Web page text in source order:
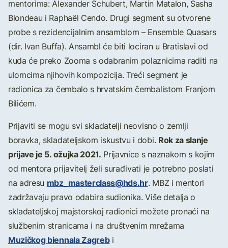
mentorima: Alexander Schubert, Martin Matalon, Sasha
Blondeau i Raphaël Cendo. Drugi segment su otvorene
probe s rezidencijalnim ansamblom – Ensemble Quasars
(dir. Ivan Buffa). Ansambl će biti lociran u Bratislavi od
kuda će preko Zooma s odabranim polaznicima raditi na
ulomcima njihovih kompozicija. Treći segment je
radionica za čembalo s hrvatskim čembalistom Franjom
Bilićem.
Prijaviti se mogu svi skladatelji neovisno o zemlji
boravka, skladateljskom iskustvu i dobi. Rok za slanje
prijave je 5. ožujka 2021. Prijavnice s naznakom s kojim
od mentora prijavitelj želi surađivati je potrebno poslati
na adresu mbz_masterclass@hds.hr. MBZ i mentori
zadržavaju pravo odabira sudionika. Više detalja o
skladateljskoj majstorskoj radionici možete pronaći na
službenim stranicama i na društvenim mrežama
Muzičkog biennala Zagrebi